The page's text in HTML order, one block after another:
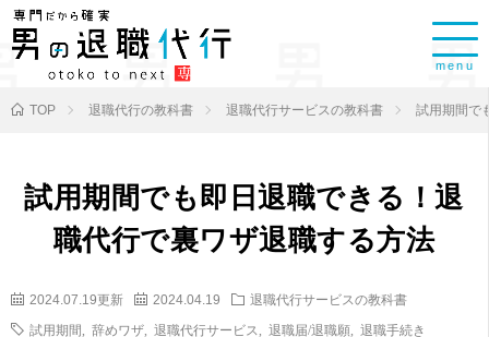
menu
TOP 退職代行の教科書 退職代行サービスの教科書 試用期間で
試用期間でも即日退職できる！退
職代行で裏ワザ退職する方法
2024.07.19更新 2024.04.19 退職代行サービスの教科書
試用期間 辞めワザ 退職代行サービス 退職届/退職願 退職手続き